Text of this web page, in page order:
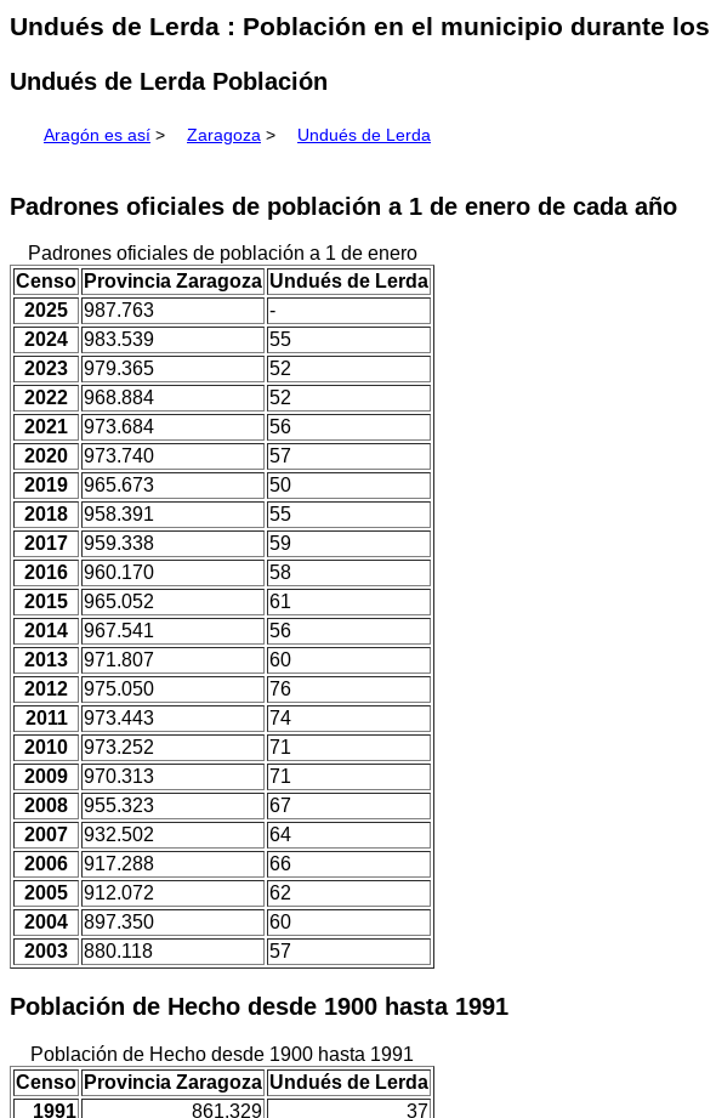
Undués de Lerda : Población en el municipio durante
Undués de Lerda Población
Aragón es así > Zaragoza > Undués de Lerda
Padrones oficiales de población a 1 de enero de cada año
Padrones oficiales de población a 1 de enero
Censo Provincia Zaragoza Undués de Lerda
2025
987.763
-
2024
983.539
55
2023
979.365
52
2022
968.884
52
2021
973.684
56
2020
973.740
57
2019
965.673
50
2018
958.391
55
2017
959.338
59
2016
960.170
58
2015
965.052
61
2014
967.541
56
2013
971.807
60
2012
975.050
76
2011
973.443
74
2010
973.252
71
2009
970.313
71
2008
955.323
67
2007
932.502
64
2006
917.288
66
2005
912.072
62
2004
897.350
60
2003
880.118 57
Población de Hecho desde 1900 hasta 1991
Población de Hecho desde 1900 hasta 1991
Censo Provincia Zaragoza Undués de Lerda
1991
861.329
37